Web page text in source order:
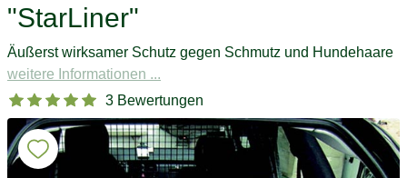
"StarLiner"
Äußerst wirksamer Schutz gegen Schmutz und Hundehaare
weitere Informationen ...
3 Bewertungen